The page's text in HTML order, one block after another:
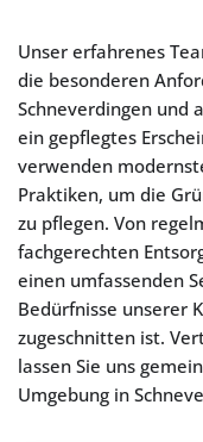
Unser erfahrenes
die besonderen
Schneverdingen und
ein gepflegtes
verwenden
Praktiken, um die
zu pflegen. Von
fachgerechten
einen umfassenden
Bedürfnisse unserer
zugeschnitten ist.
lassen Sie uns
Umgebung in